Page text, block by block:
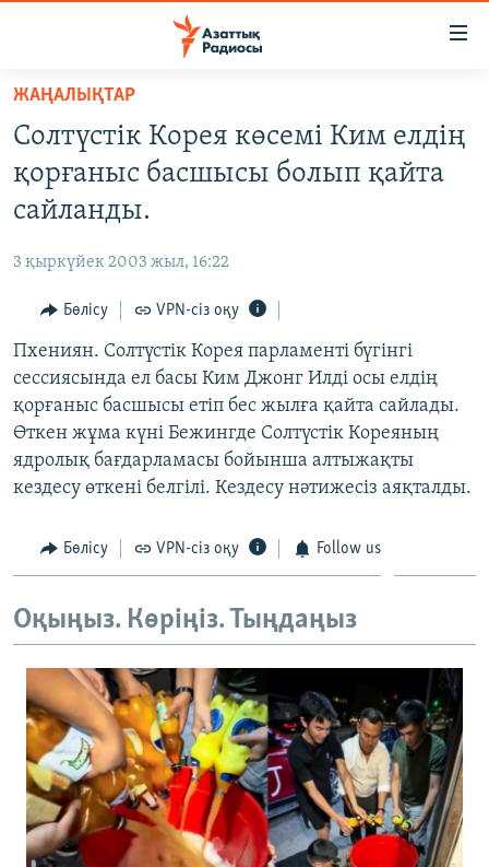
Skip
main
content
main
Navigation
Search
САЯСАТ
AZATTYQTV
АДАМ ҚҰҚЫҚТАРЫ
ӘЛЕУМЕТ
ӘЛЕМ
АРНАЙЫ ЖОБАЛАР
Басқа тілдерде
ЖАҢАЛЫҚТАР
Солтүстік Корея көсемі Ким елдің
қорғаныс басшысы болып қайта
сайланды.
3 қыркүйек 2003 жыл, 16:22
Бөлісу VPN-сіз оқу
Пхениян. Солтүстік Корея парламенті бүгінгі
сессиясында ел басы Ким Джонг Илді осы елдің
қорғаныс басшысы етіп бес жылға қайта сайлады.
Өткен жұма күні Бежингде Солтүстік Кореяның
ядролық бағдарламасы бойынша алтыжақты
кездесу өткені белгілі. Кездесу нәтижесіз аяқталды.
Бөлісу VPN-сіз оқу Follow us
Оқыңыз. Көріңіз. Тыңдаңыз